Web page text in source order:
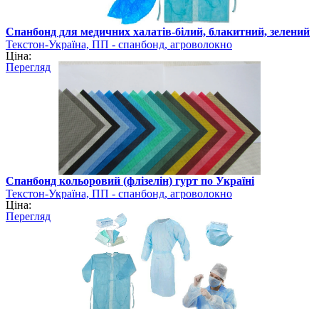
Спанбонд для медичних халатів-білий, блакитний, зелений
Текстон-Україна, ПП - спанбонд, агроволокно
Ціна:
Перегляд
Спанбонд кольоровий (флізелін) гурт по Україні
Текстон-Україна, ПП - спанбонд, агроволокно
Ціна:
Перегляд